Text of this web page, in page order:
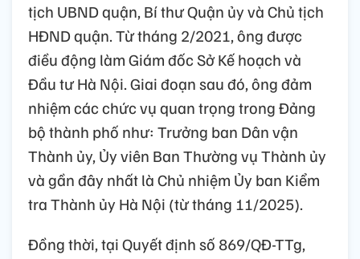
tịch UBND quận, Bí thư Quận ủy và Chủ tịch
HĐND quận. Từ tháng 2/2021, ông được
điều động làm Giám đốc Sở Kế hoạch và
Đầu tư Hà Nội. Giai đoạn sau đó, ông đảm
nhiệm các chức vụ quan trọng trong Đảng
bộ thành phố như: Trưởng ban Dân vận
Thành ủy, Ủy viên Ban Thường vụ Thành ủy
và gần đây nhất là Chủ nhiệm Ủy ban Kiểm
tra Thành ủy Hà Nội (từ tháng 11/2025).
Đồng thời, tại Quyết định số 869/QĐ-TTg,